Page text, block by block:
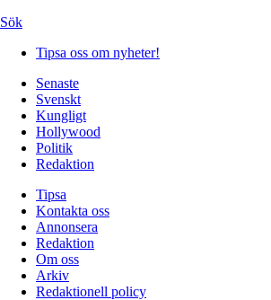
Sök
Tipsa oss om nyheter!
Senaste
Svenskt
Kungligt
Hollywood
Politik
Redaktion
Tipsa
Kontakta oss
Annonsera
Redaktion
Om oss
Arkiv
Redaktionell policy